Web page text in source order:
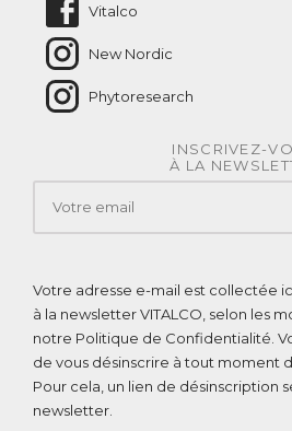
Vitalco
New Nordic
Phytoresearch
INSCRIVEZ-
À LA
Votre adresse e-mail est collectée
à la newsletter VITALCO, selon les
notre Politique de Confidentialité .
de vous désinscrire à tout moment
Pour cela, un lien de désinscription
newsletter.